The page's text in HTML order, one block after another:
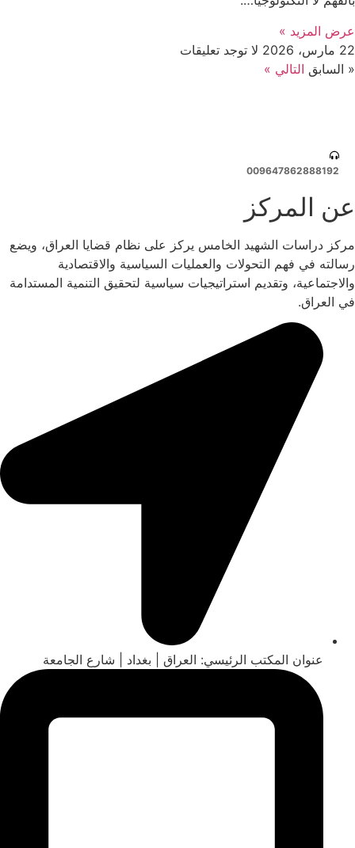
عرض المزید »
22 مارس، 2026
لا توجد تعليقات
« السابق التالي »
009647862888192
عن المركز
مركز دراسات الشهيد الخامس يركز على نظام قضايا العراق، ويضع
رسالته في فهم التحولات والعمليات السياسية والاقتصادية
والاجتماعية، وتقديم استراتيجيات سياسية لتحقيق التنمية المستدامة
في العراق.
عنوان المكتب الرئيسي: العراق | بغداد | شارع الجامعة